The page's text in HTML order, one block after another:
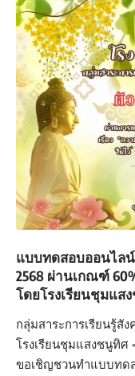
แบบทดสอบออนไล
2568 ผ่านเกณฑ์
โดยโรงเรียนชุมแส
กลุ่มสาระการเรียนรู้สั
โรงเรียนชุมแสงชนูทิศ
ขอเชิญชวนทำแบบทด